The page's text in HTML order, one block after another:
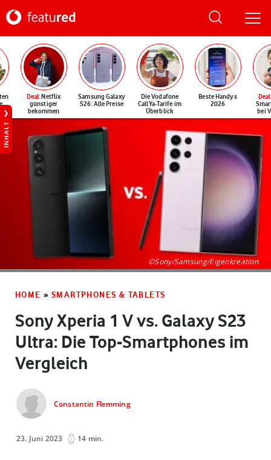
Deal: Netflix
günstiger
bekommen
Samsung Galaxy
S26: Alle Preise
Die Vodafone
CallYa-Tarife im
Überblick
Beste Handys
2026
Deal
bei
INHALT
©Sony/Samsung/Eigenkreation
HOME » SMARTPHONES & TABLETS
Sony Xperia 1 V vs. Galaxy S23
Ultra: Die Top-Smartphones im
Vergleich
Constantin Flemming
23. Juni 2023 14 min.